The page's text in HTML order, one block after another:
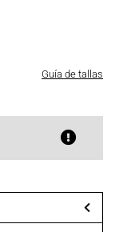
Guía de tallas